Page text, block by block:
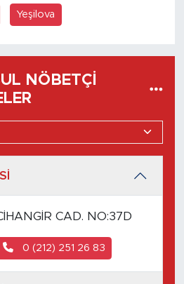
Yeşilova
NÖBETÇI
CAD. NO:37D
0 (212) 251 26 83